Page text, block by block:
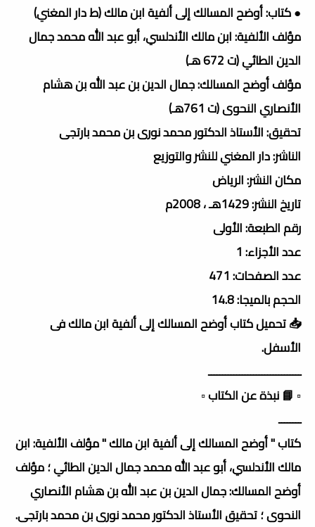
● كتاب: أوضح المسالك إلى ألفية ابن مالك (ط دار المغني)
مؤلف الألفية: ابن مالك الأندلسي، أبو عبد الله محمد جمال
الدين الطائي (ت 672 هـ)
مؤلف أوضح المسالك: جمال الدين بن عبد الله بن هشام
الأنصاري النحوى (ت 761هـ)
تحقيق: الأستاذ الدكتور محمد نورى بن محمد بارتجى
الناشر: دار المغني للنشر والتوزيع
مكان النشر: الرياض
تاريخ النشر: 1429هـ ، 2008م
رقم الطبعة: الأولى
عدد الأجزاء: 1
عدد الصفحات: 471
الحجم بالميجا: 14.8
📥 تحميل كتاب أوضح المسالك إلى ألفية ابن مالك فى
الأسفل.
ـــــــــــــــــــــــــــــــــ
▫️ 📘 نبذة عن الكتاب ▫️
ــــــــ
كتاب " أوضح المسالك إلى ألفية ابن مالك " مؤلف الألفية: ابن
مالك الأندلسي، أبو عبد الله محمد جمال الدين الطائي ؛ مؤلف
أوضح المسالك: جمال الدين بن عبد الله بن هشام الأنصاري
النحوى ؛ تحقيق الأستاذ الدكتور محمد نورى بن محمد بارتجى.